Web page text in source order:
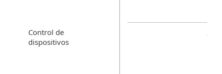
Control de
dispositivos